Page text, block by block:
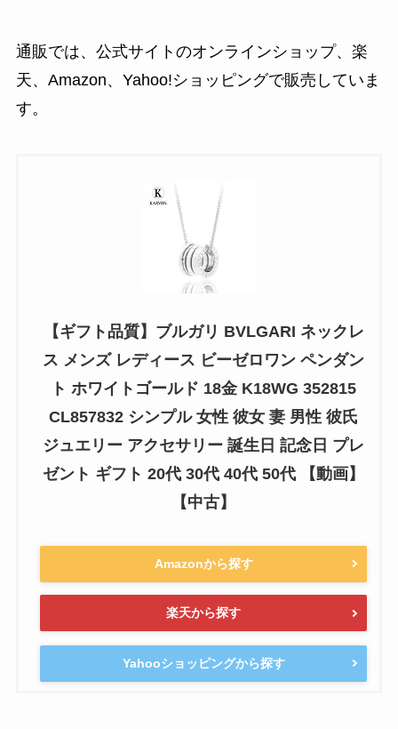
通販では、公式サイトのオンラインショップ、楽
天、Amazon、Yahoo!ショッピングで販売していま
す。
【ギフト品質】ブルガリ BVLGARI ネックレ
ス メンズ レディース ビーゼロワン ペンダン
ト ホワイトゴールド 18金 K18WG 352815
CL857832 シンプル 女性 彼女 妻 男性 彼氏
ジュエリー アクセサリー 誕生日 記念日 プレ
ゼント ギフト 20代 30代 40代 50代 【動画】
【中古】
Amazonから探す
楽天から探す
Yahooショッピングから探す